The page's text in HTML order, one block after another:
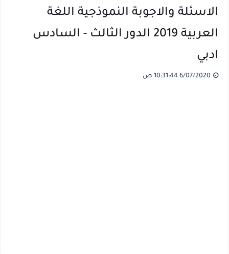
الاسئلة والاجوبة النموذجية اللغة
العربية 2019 الدور الثالث - السادس
ادبي